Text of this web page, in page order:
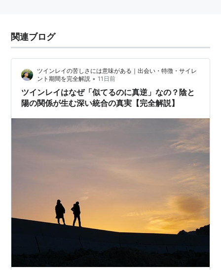
関連ブログ
ツインレイの苦しさには意味がある｜出会い・特徴・サイレ
ント期間を完全解説 • 11日前
ツインレイはなぜ「似てるのに真逆」なの？陰と
陽の関係が生む深い統合の真実【完全解説】